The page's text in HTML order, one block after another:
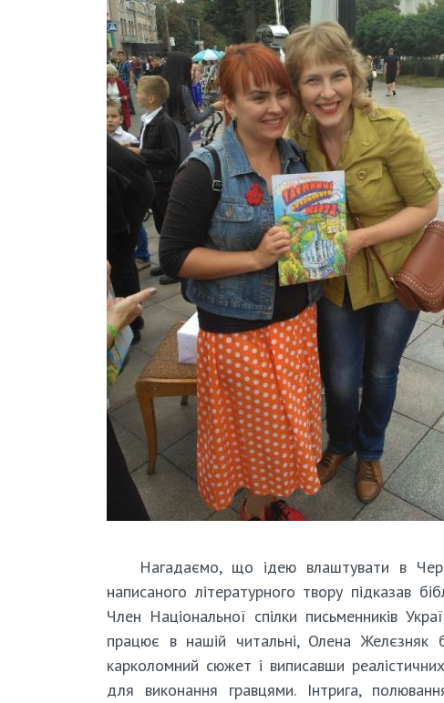
Нагадаємо, що ідею влаштувати в
написаного літературного твору підказав
Член Національної спілки письменників
працює в нашій читальні, Олена
карколомний сюжет і виписавши
для виконання гравцями. Інтрига,